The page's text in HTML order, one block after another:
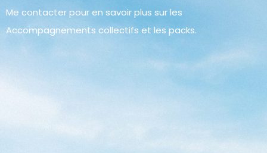
Me contacter pour en savoir plus sur les
Accompagnements collectifs et les packs.